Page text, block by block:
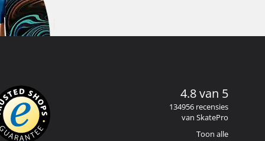
4.8 van 5
134956 recensies
van SkatePro
Toon alle